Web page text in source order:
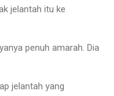
jelantah itu ke
penuh amarah. Dia
jelantah yang